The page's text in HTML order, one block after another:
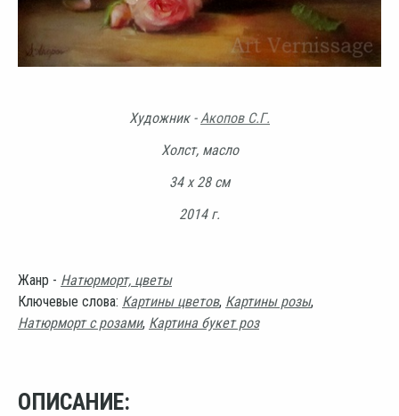
Художник -Акопов С.Г.
Холст, масло
34 х 28 см
2014 г.
Жанр - Натюрморт, цветы
Ключевые слова: Картины цветов, Картины розы,
Натюрморт с розами, Картина букет роз
ОПИСАНИЕ: